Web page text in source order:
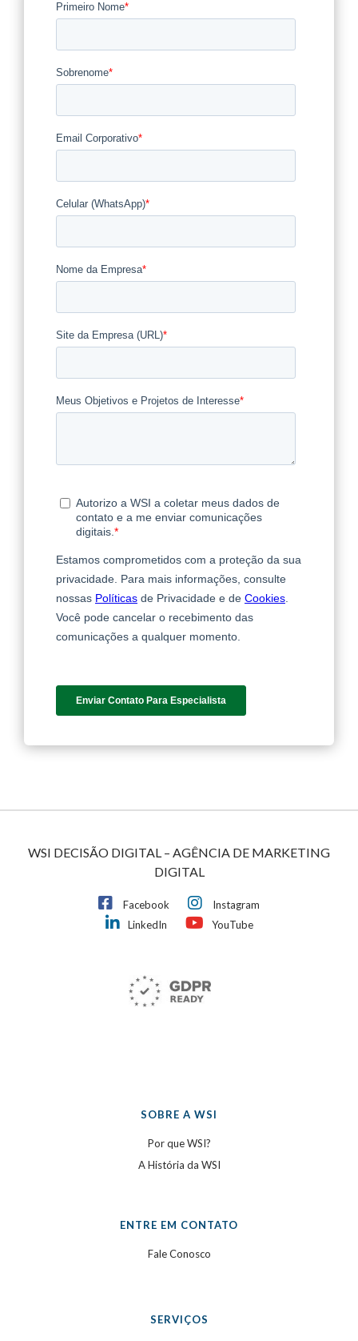
WSI DECISÃO DIGITAL – AGÊNCIA DE MARKETING
DIGITAL
Facebook
Instagram
LinkedIn
YouTube
SOBRE A WSI
Por que WSI?
A História da WSI
ENTRE EM CONTATO
Fale Conosco
SERVIÇOS